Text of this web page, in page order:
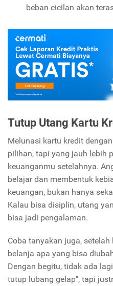
beban cicilan akan
Tutup Utang Kartu
Melunasi kartu kredit
pilihan, tapi yang jauh lebih
keuanganmu setelahnya.
belajar dan membentuk
keuangan, bukan hanya
Kalau bisa disiplin, utang
bisa jadi pengalaman.
Coba tanyakan juga,
belanja apa yang bisa
Dengan begitu, tidak ada
tutup lubang gelap", tapi